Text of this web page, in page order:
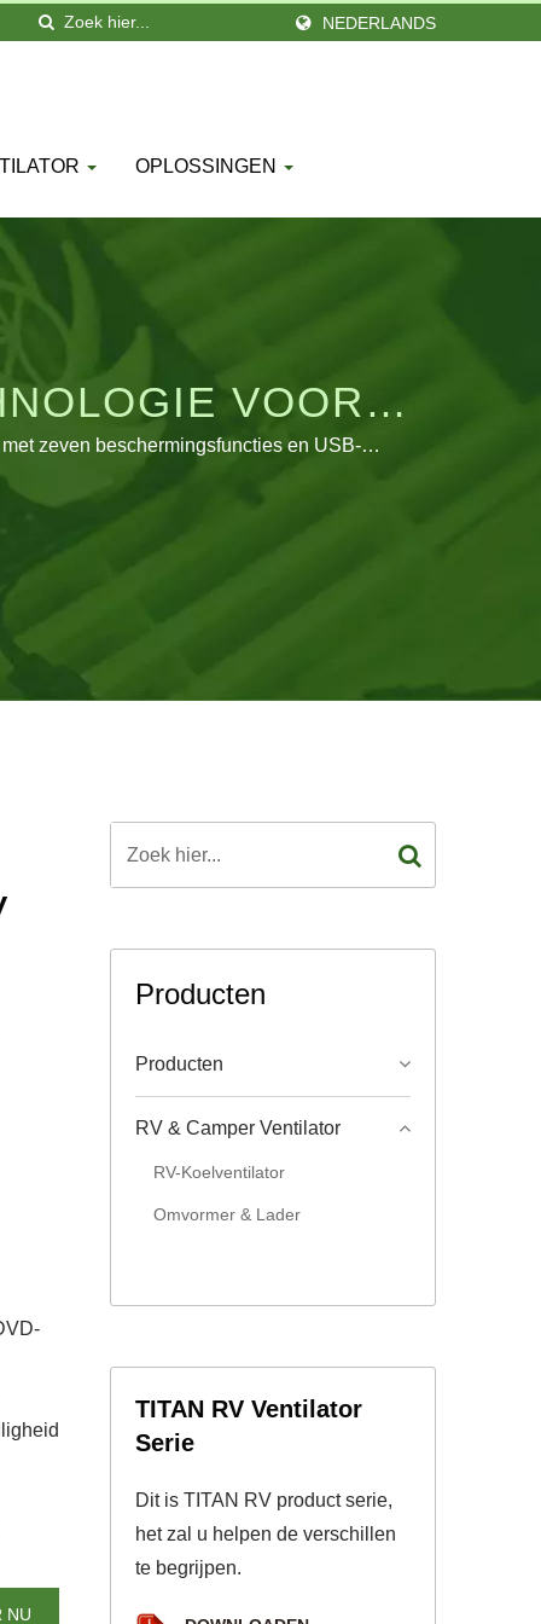
NEDERLANDS
OPLOSSINGEN
VOOR
zeven beschermingsfuncties en USB-
NU
Producten
Producten
RV & Camper Ventilator
RV-Koelventilator
Omvormer & Lader
TITAN RV Ventilator
Serie
Dit is TITAN RV product serie,
het zal u helpen de verschillen
te begrijpen.